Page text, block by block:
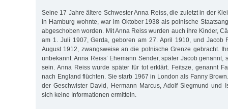
Seine 17 Jahre ältere Schwester Anna Reiss, die zuletzt in der
in Hamburg wohnte, war im Oktober 1938 als polnische
abgeschoben worden. Mit Anna Reiss wurden auch ihre Kinder,
am 1. Juli 1907, Gerda, geboren am 27. April 1910, und Jacob
August 1912, zwangsweise an die polnische Grenze gebracht.
unbekannt. Anna Reiss’ Ehemann Sender, später Jacob genannt,
sein. Anna Reiss wurde später für tot erklärt. Feitsze, genannt
nach England flüchten. Sie starb 1967 in London als Fanny
der Geschwister David, Hermann Marcus, Adolf Siegmund und
sich keine Informationen ermitteln.